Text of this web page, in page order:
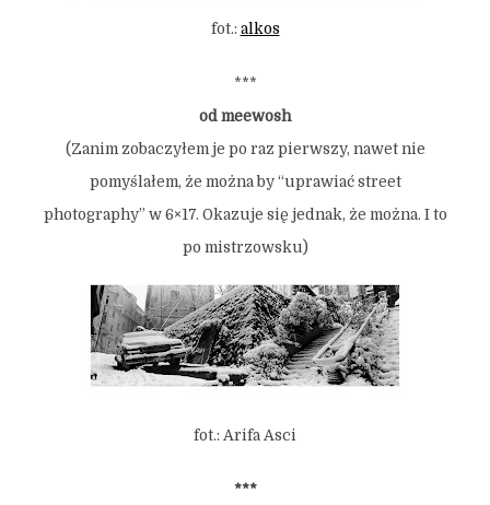
fot.: alkos
***
od meewosh
(Zanim zobaczyłem je po raz pierwszy, nawet nie
pomyślałem, że można by “uprawiać street
photography” w 6×17. Okazuje się jednak, że można. I to
po mistrzowsku)
fot.: Arifa Asci
***